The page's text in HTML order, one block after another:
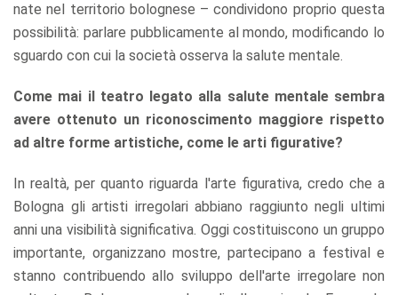
nate nel territorio bolognese – condividono proprio questa
possibilità: parlare pubblicamente al mondo, modificando lo
sguardo con cui la società osserva la salute mentale.
Come mai il teatro legato alla salute mentale sembra
avere ottenuto un riconoscimento maggiore rispetto
ad altre forme artistiche, come le arti figurative?
In realtà, per quanto riguarda l'arte figurativa, credo che a
Bologna gli artisti irregolari abbiano raggiunto negli ultimi
anni una visibilità significativa. Oggi costituiscono un gruppo
importante, organizzano mostre, partecipano a festival e
stanno contribuendo allo sviluppo dell'arte irregolare non